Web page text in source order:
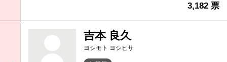
3,182 票
吉本 良久
ヨシモト ヨシヒサ